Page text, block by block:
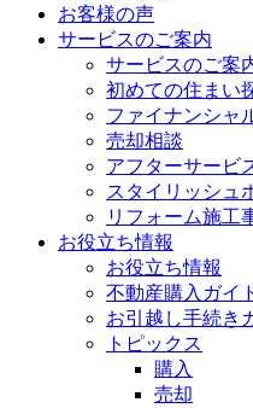
お客様の声
サービスのご案内
サービスのご案
初めての住まい
ファイナンシャ
売却相談
アフターサービ
スタイリッシュ
リフォーム施工
お役立ち情報
お役立ち情報
不動産購入ガイ
お引越し手続き
トピックス
購入
売却